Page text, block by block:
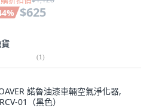
% $625
(1)
諾魯油漆車輛空氣淨化器,
01（黑色）